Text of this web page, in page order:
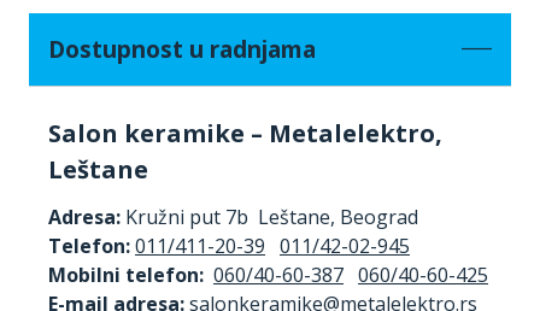
Dostupnost u radnjama
Salon keramike – Metalelektro,
Leštane
Adresa: Kružni put 7b Leštane, Beograd
Telefon:011/411-20-39 011/42-02-945
Mobilni telefon: 060/40-60-387 060/40-60-425
E-mail adresa: